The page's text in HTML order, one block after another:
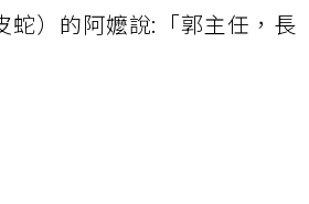
）的阿嬤說:「郭主任，長